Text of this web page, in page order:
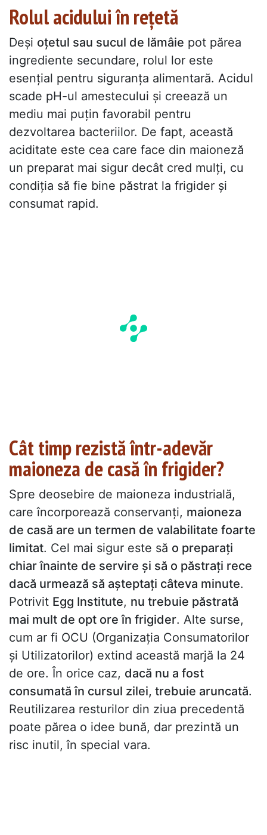
Rolul acidului în rețetă
Deși oțetul sau sucul de lămâie pot părea
ingrediente secundare, rolul lor este
esențial pentru siguranța alimentară. Acidul
scade pH-ul amestecului și creează un
mediu mai puțin favorabil pentru
dezvoltarea bacteriilor. De fapt, această
aciditate este cea care face din maioneză
un preparat mai sigur decât cred mulți, cu
condiția să fie bine păstrat la frigider și
consumat rapid.
Cât timp rezistă într-adevăr
maioneza de casă în frigider?
Spre deosebire de maioneza industrială,
care încorporează conservanți, maioneza
de casă are un termen de valabilitate foarte
limitat. Cel mai sigur este să o preparați
chiar înainte de servire și să o păstrați rece
dacă urmează să așteptați câteva minute.
Potrivit Egg Institute, nu trebuie păstrată
mai mult de opt ore în frigider. Alte surse,
cum ar fi OCU (Organizația Consumatorilor
și Utilizatorilor) extind această marjă la 24
de ore. În orice caz, dacă nu a fost
consumată în cursul zilei, trebuie aruncată.
Reutilizarea resturilor din ziua precedentă
poate părea o idee bună, dar prezintă un
risc inutil, în special vara.